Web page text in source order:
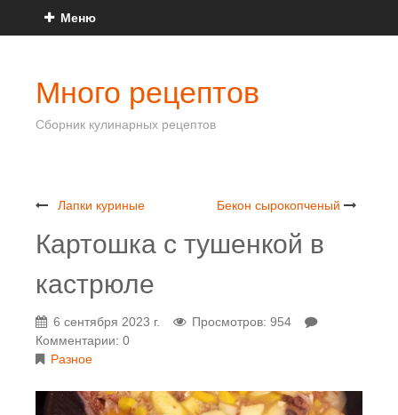
Меню
Много рецептов
Сборник кулинарных рецептов
Лапки куриные Бекон сырокопченый
Картошка с тушенкой в
кастрюле
6 сентября 2023 г.
Просмотров: 954
Комментарии: 0
Разное